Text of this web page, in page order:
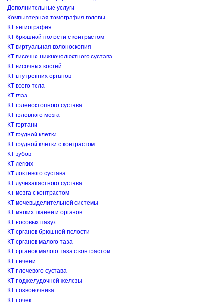
Дополнительные услуги
Компьютерная томография головы
КТ ангиография
КТ брюшной полости с контрастом
КТ виртуальная колоноскопия
КТ височно-нижнечелюстного сустава
КТ височных костей
КТ внутренних органов
КТ всего тела
КТ глаз
КТ голеностопного сустава
КТ головного мозга
КТ гортани
КТ грудной клетки
КТ грудной клетки с контрастом
КТ зубов
КТ легких
КТ локтевого сустава
КТ лучезапястного сустава
КТ мозга с контрастом
КТ мочевыделительной системы
КТ мягких тканей и органов
КТ носовых пазух
КТ органов брюшной полости
КТ органов малого таза
КТ органов малого таза с контрастом
КТ печени
КТ плечевого сустава
КТ поджелудочной железы
КТ позвоночника
КТ почек